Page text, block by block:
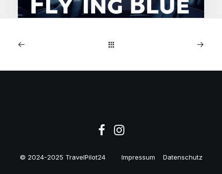
2. Dezember 2025
© 2024-2025 TravelPilot24 Impressum Datenschutz